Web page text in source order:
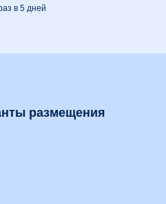
в 5 дней
размещения